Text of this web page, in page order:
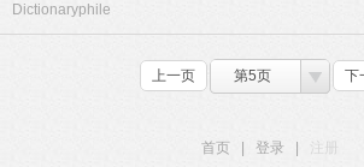
Dictionaryphile
上一页 第5页 下
首页 登录 注册